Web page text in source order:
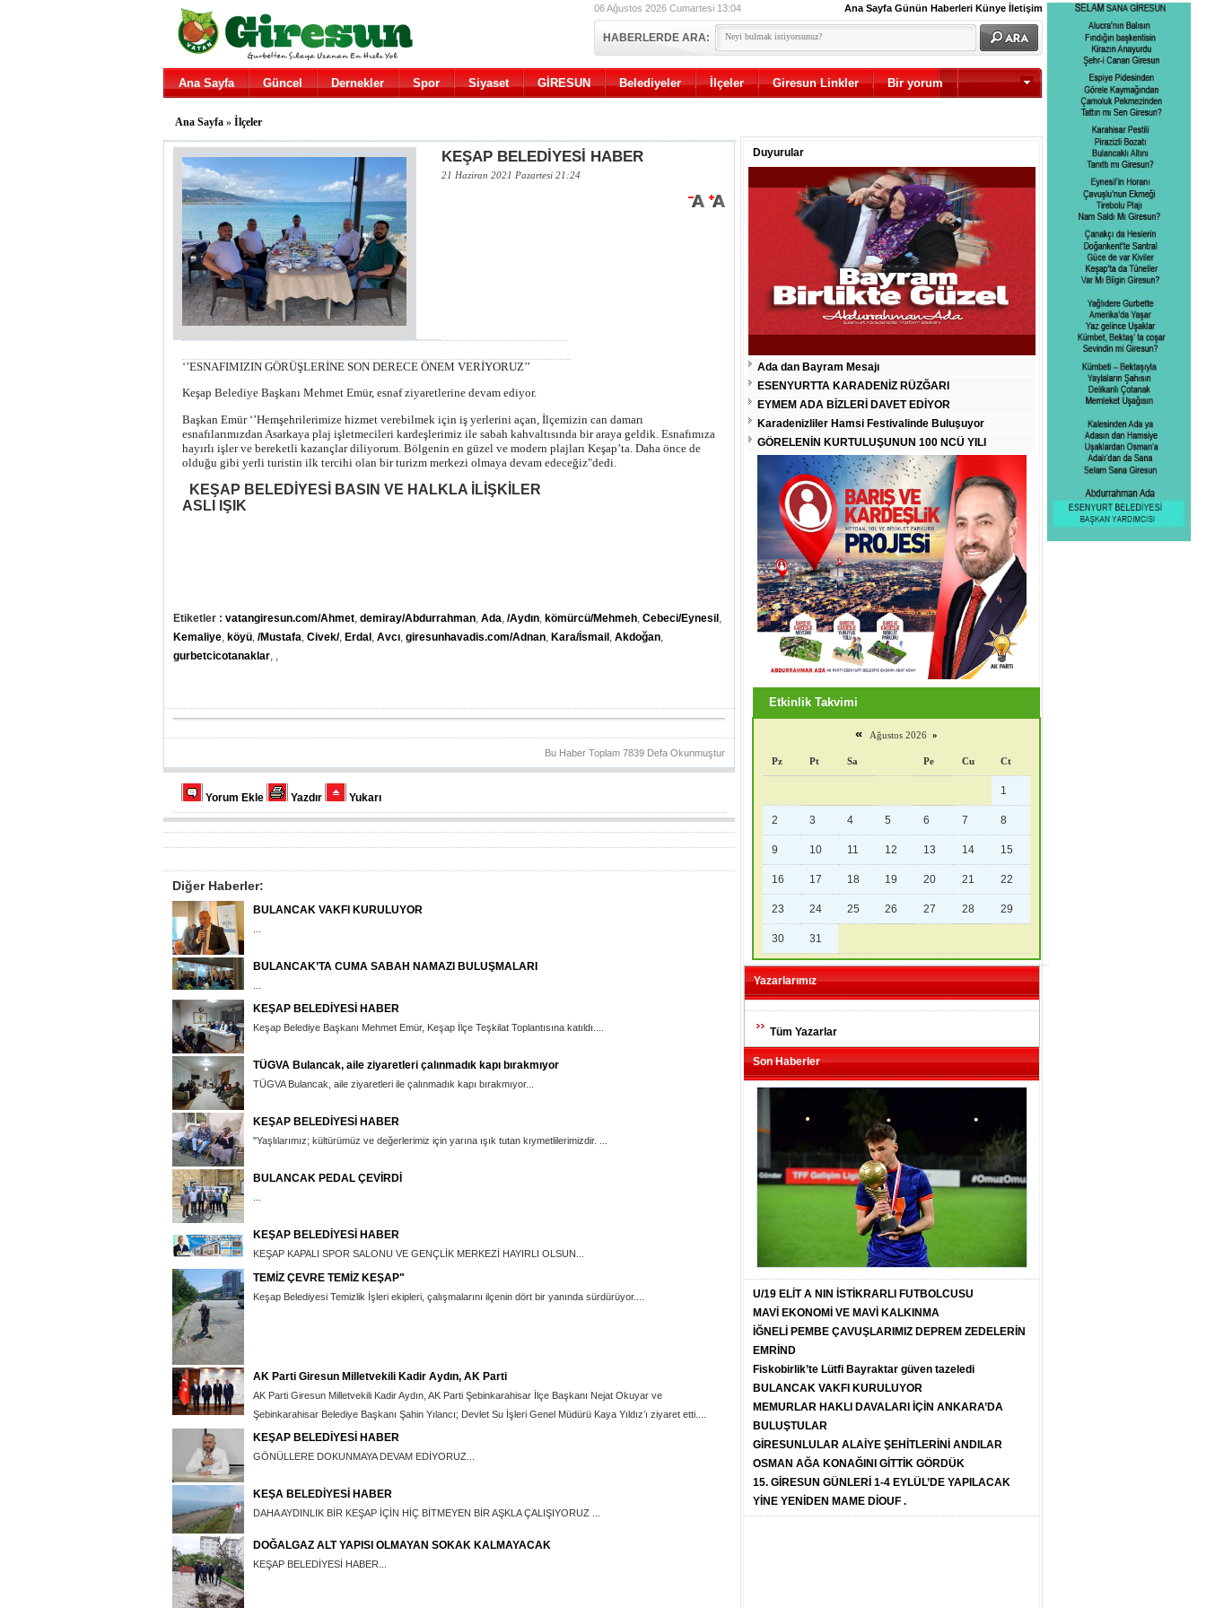
06 Ağustos 2026 Cumartesi 13:04 Ana Sayfa Günün Haberleri Künye İletişim
HABERLERDE ARA:
Ana Sayfa Güncel Dernekler Spor Siyaset GİRESUN Belediyeler İlçeler Giresun Linkler Bir yorum
Ana Sayfa » İlçeler
KEŞAP BELEDİYESİ HABER
21 Haziran 2021 Pazartesi 21:24
‘’ESNAFIMIZIN GÖRÜŞLERİNE SON DERECE ÖNEM VERİYORUZ’’
Keşap Belediye Başkanı Mehmet Emür, esnaf ziyaretlerine devam ediyor.
Başkan Emür ‘’Hemşehrilerimize hizmet verebilmek için iş yerlerini açan, İlçemizin can damarı
esnafılarımızdan Asarkaya plaj işletmecileri kardeşlerimiz ile sabah kahvaltısında bir araya geldik. Esnafımıza
hayırlı işler ve bereketli kazançlar diliyorum. Bölgenin en güzel ve modern plajları Keşap’ta. Daha önce de
olduğu gibi yerli turistin ilk tercihi olan bir turizm merkezi olmaya devam edeceğiz"dedi.
KEŞAP BELEDİYESİ BASIN VE HALKLA İLİŞKİLER
ASLI IŞIK
Etiketler : vatangiresun.com/Ahmet, demiray/Abdurrahman, Ada, /Aydın, kömürcü/Mehmeh, Cebeci/Eynesil ,
Kemaliye, köyü, /Mustafa, Civek/, Erdal , Avcı, giresunhavadis.com/Adnan, Kara/İsmail , Akdoğan,
gurbetcicotanaklar, ,
Bu Haber Toplam 7839 Defa Okunmuştur
Yorum Ekle Yazdır Yukarı
Diğer Haberler:
BULANCAK VAKFI KURULUYOR
BULANCAK’TA CUMA SABAH NAMAZI BULUŞMALARI
KEŞAP BELEDİYESİ HABER
Keşap Belediye Başkanı Mehmet Emür, Keşap İlçe Teşkilat Toplantısına katıldı....
TÜGVA Bulancak, aile ziyaretleri çalınmadık kapı bırakmıyor
TÜGVA Bulancak, aile ziyaretleri ile çalınmadık kapı bırakmıyor...
KEŞAP BELEDİYESİ HABER
"Yaşlılarımız; kültürümüz ve değerlerimiz için yarına ışık tutan kıymetlilerimizdir. ...
BULANCAK PEDAL ÇEVİRDİ
KEŞAP BELEDİYESİ HABER
KEŞAP KAPALI SPOR SALONU VE GENÇLİK MERKEZİ HAYIRLI OLSUN...
TEMİZ ÇEVRE TEMİZ KEŞAP"
Keşap Belediyesi Temizlik İşleri ekipleri, çalışmalarını ilçenin dört bir yanında sürdürüyor....
AK Parti Giresun Milletvekili Kadir Aydın, AK Parti
AK Parti Giresun Milletvekili Kadir Aydın, AK Parti Şebinkarahisar İlçe Başkanı Nejat Okuyar ve
Şebinkarahisar Belediye Başkanı Şahin Yılancı; Devlet Su İşleri Genel Müdürü Kaya Yıldız’ı ziyaret etti....
KEŞAP BELEDİYESİ HABER
GÖNÜLLERE DOKUNMAYA DEVAM EDİYORUZ...
KEŞA BELEDİYESİ HABER
DAHA AYDINLIK BİR KEŞAP İÇİN HİÇ BİTMEYEN BİR AŞKLA ÇALIŞIYORUZ ...
DOĞALGAZ ALT YAPISI OLMAYAN SOKAK KALMAYACAK
KEŞAP BELEDİYESİ HABER...
Duyurular
Ada dan Bayram Mesajı
ESENYURTTA KARADENİZ RÜZĞARI
EYMEM ADA BİZLERİ DAVET EDİYOR
Karadenizliler Hamsi Festivalinde Buluşuyor
GÖRELENİN KURTULUŞUNUN 100 NCÜ YILI
Etkinlik Takvimi
« Ağustos 2026 »
Pz Pt Sa Pe Cu Ct
1
2 3 4 5 6 7 8
9 10 11 12 13 14 15
16 17 18 19 20 21 22
23 24 25 26 27 28 29
30 31
Yazarlarımız
Tüm Yazarlar
Son Haberler
U/19 ELİT A NIN İSTİKRARLI FUTBOLCUSU
MAVİ EKONOMİ VE MAVİ KALKINMA
İĞNELİ PEMBE ÇAVUŞLARIMIZ DEPREM ZEDELERİN
EMRİND
Fiskobirlik’te Lütfi Bayraktar güven tazeledi
BULANCAK VAKFI KURULUYOR
MEMURLAR HAKLI DAVALARI İÇİN ANKARA’DA
BULUŞTULAR
GİRESUNLULAR ALAİYE ŞEHİTLERİNİ ANDILAR
OSMAN AĞA KONAĞINI GİTTİK GÖRDÜK
15. GİRESUN GÜNLERİ 1-4 EYLÜL’DE YAPILACAK
YİNE YENİDEN MAME DİOUF .